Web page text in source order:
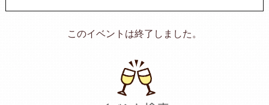
このイベントは終了しました。